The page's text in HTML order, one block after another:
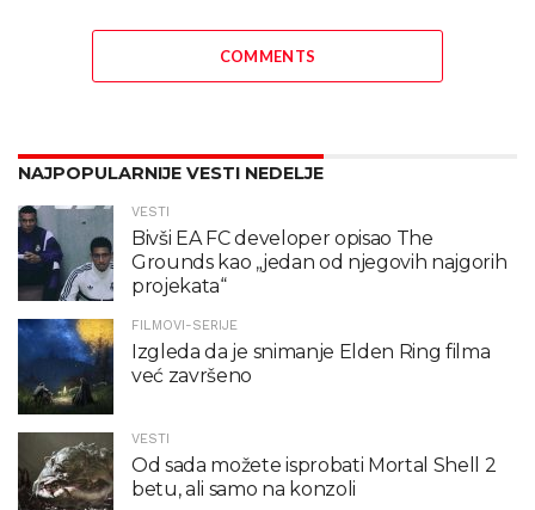
COMMENTS
NAJPOPULARNIJE VESTI NEDELJE
VESTI
Bivši EA FC developer opisao The
Grounds kao „jedan od njegovih najgorih
projekata“
FILMOVI-SERIJE
Izgleda da je snimanje Elden Ring filma
već završeno
VESTI
Od sada možete isprobati Mortal Shell 2
betu, ali samo na konzoli